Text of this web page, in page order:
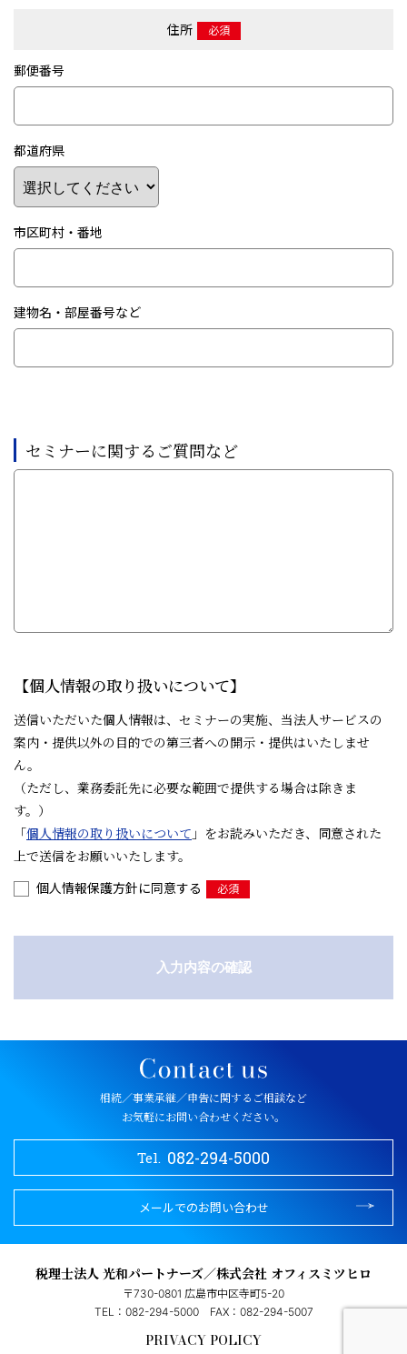
住所 必須
郵便番号
都道府県
市区町村・番地
建物名・部屋番号など
セミナーに関するご質問など
【個人情報の取り扱いについて】
送信いただいた個人情報は、セミナーの実施、当法人サービスの
案内・提供以外の目的での第三者への開示・提供はいたしませ
ん。
（ただし、業務委託先に必要な範囲で提供する場合は除きま
す。）
「個人情報の取り扱いについて 」をお読みいただき、同意された
上で送信をお願いいたします。
個人情報保護方針に同意する 必須
相続／事業承継／申告に関するご相談など
お気軽にお問い合わせください。
Tel. 082-294-5000
メールでのお問い合わせ
税理士法人 光和パートナーズ／株式会社 オフィスミツヒロ
〒730-0801 広島市中区寺町5-20
TEL：082-294-5000
FAX：082-294-5007
PRIVACY POLICY